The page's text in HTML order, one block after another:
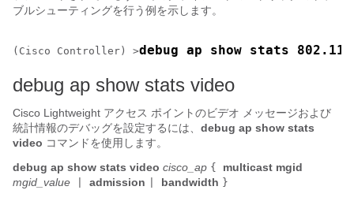
ブルシューティングを行う例を示します。
(Cisco Controller) >debug ap show stats
debug ap show stats video
Cisco Lightweight アクセス ポイントのビデオ メッセージおよび
統計情報のデバッグを設定するには、 debug ap show stats
video コマンドを使用します。
debug ap show stats video cisco_ap { multicast mgid
mgid_value
admission bandwidth }